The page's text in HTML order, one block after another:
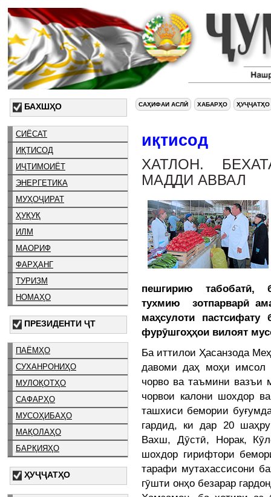
БАХШҲО
СИЁСАТ
ИҚТИСОД
ИҶТИМОИЁТ
ЭНЕРГЕТИКА
МУҲОҶИРАТ
ҲУҚУҚ
ИЛМ
МАОРИФ
ФАРҲАНГ
ТУРИЗМ
НОМАҲО
ПРЕЗИДЕНТИ ҶТ
ПАЁМҲО
СУХАНРОНИҲО
МУЛОҚОТҲО
САФАРҲО
МУСОҲИБАҲО
МАҚОЛАҲО
БАРҚИЯҲО
ҲУҶҶАТҲО
САҲИФАИ АСЛӢ ХАБАРҲО ҲУҶҶАТҲО
иқтисод
ХАТЛОН.
МАДДИ АВВАЛ
пешгирию табобатӣ,
тухмию зотпарварӣ
маҳсулоти
фурӯшгоҳҳои вилоят
Ба иттилои Ҳасанзода
давоми даҳ моҳи имсол
чорво ва таъмини вазъи
чорвои калони шохдор
ташхиси бемории
гардид, ки дар 20
Вахш, Дӯстӣ, Норак,
шохдор гирифтори
тарафи мутахассисони
гӯшти онҳо безарар